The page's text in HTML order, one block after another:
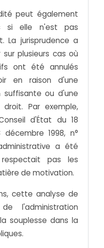
peut également
si elle n'est pas
La jurisprudence a
plusieurs cas où
ont été annulés
en raison d'une
ou d'une
Par exemple,
d'État du 18
décembre 1998, n°
a été
pas les
de motivation.
cette analyse de
l'administration
souplesse dans la